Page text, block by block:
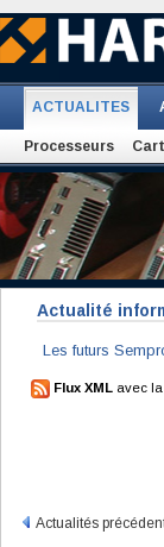
ACTUALITES
Processeurs
Actualité
Les futurs
Flux XML avec
Actualités